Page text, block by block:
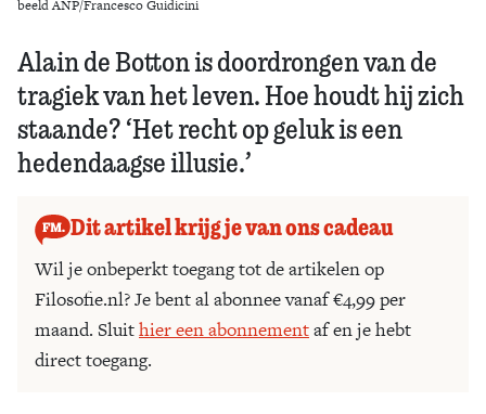
beeld ANP/Francesco Guidicini
Alain de Botton is doordrongen van de
tragiek van het leven. Hoe houdt hij zich
staande? ‘Het recht op geluk is een
hedendaagse illusie.’
Dit artikel krijg je van ons cadeau
Wil je onbeperkt toegang tot de artikelen op
Filosofie.nl? Je bent al abonnee vanaf €4,99 per
maand. Sluithier een abonnementaf en je hebt
direct toegang.